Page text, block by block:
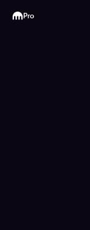
Kraken
Pro